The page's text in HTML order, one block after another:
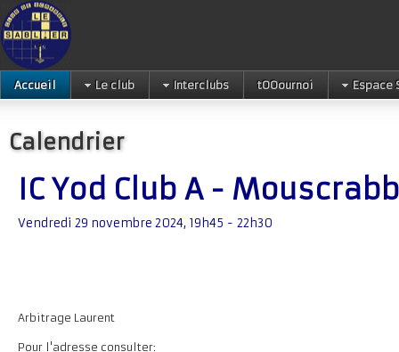
Accueil Le club Interclubs tOOournoi Espace
Calendrier
IC Yod Club A -
Vendredi 29 novembre 2024, 19h45 - 22h30
Arbitrage Laurent
Pour l'adresse consulter: